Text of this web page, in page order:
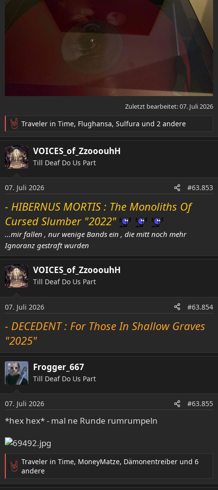
Zuletzt bearbeitet:07. Juli 2026
R
e
a
k
t
n
n
:
Traveler in Time, Flughansa, Sulfura und 2 andere
VOICES_of_ZzooouhH
Till Deaf Do Us Part
07. Juli 2026 #63.853
- HIBERNUS MORTIS : The Monoliths Of
Cursed Slumber "2022"
...mir fallen , nur wenige Bands ein , die mitt noch mehr
Ignoranz gestraft wurden
VOICES_of_ZzooouhH
Till Deaf Do Us Part
07. Juli 2026 #63.854
- DECEDENT : For Those In Shallow Graves
"2025"
Frogger_667
Till Deaf Do Us Part
07. Juli 2026 #63.855
*hex hex* - mal ne Runde rumrumpeln
R
Traveler in Time, MoneyMatze, Dämonentreiber und 6
andere